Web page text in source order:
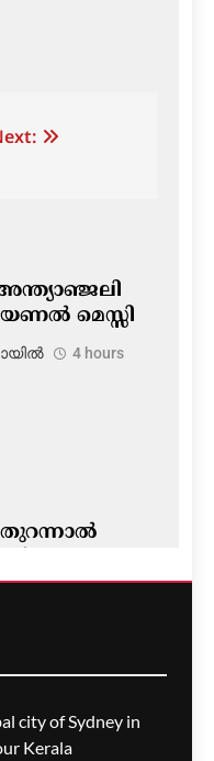
മെസ്സി
4 hours
പോരാട്ടം
4 hours
city of Sydney in
Kerala